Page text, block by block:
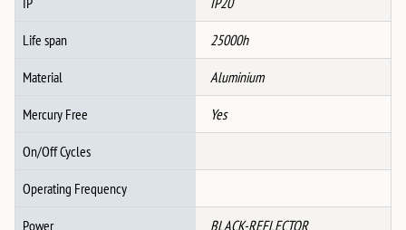
Life span 25000h
Material Aluminium
Mercury Free Yes
On/Off Cycles
Operating Frequency
Power BLACK-REFLECTOR